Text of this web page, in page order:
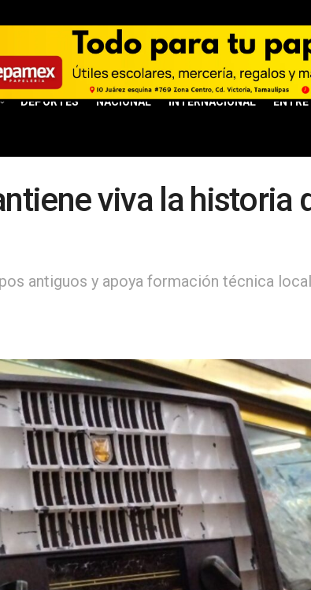
DEPORTES NACIONAL INTERNACIONAL
viva la historia
antiguos y apoya formación técnica local